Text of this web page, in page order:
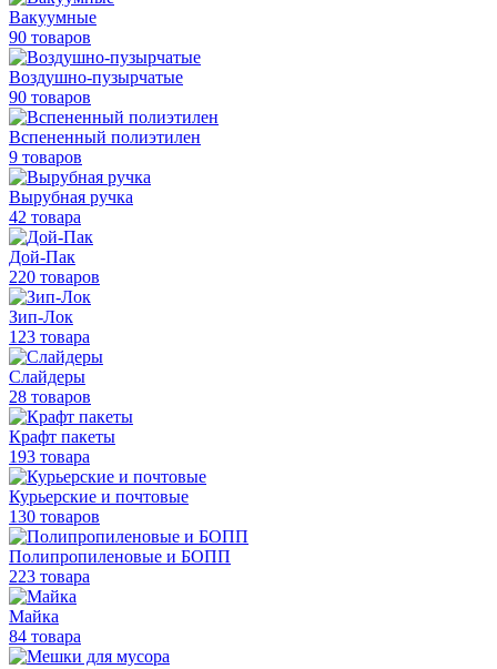
Вакуумные
90 товаров
Воздушно-пузырчатые
90 товаров
Вспененный полиэтилен
9 товаров
Вырубная ручка
42 товара
Дой-Пак
220 товаров
Зип-Лок
123 товара
Слайдеры
28 товаров
Крафт пакеты
193 товара
Курьерские и почтовые
130 товаров
Полипропиленовые и БОПП
223 товара
Майка
84 товара